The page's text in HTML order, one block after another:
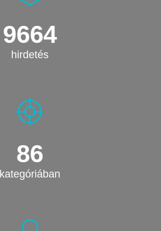
9664
hirdetés
86
kategóriában